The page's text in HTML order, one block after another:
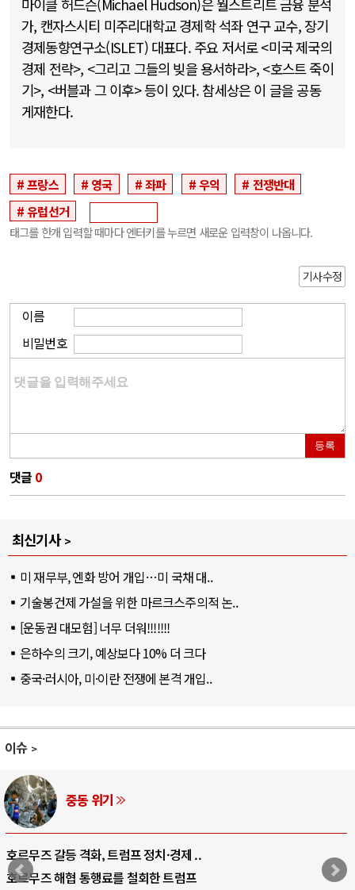
마이클 허드슨(Michael Hudson)은 월스트리트 금융 분석
가, 캔자스시티 미주리대학교 경제학 석좌 연구 교수, 장기
경제동향연구소(ISLET) 대표다. 주요 저서로 <미국 제국의
경제 전략>, <그리고 그들의 빚을 용서하라>, <호스트 죽이
기>, <버블과 그 이후> 등이 있다. 참세상은 이 글을 공동
게재한다.
프랑스 영국 좌파 우익
전쟁반대
유럽선거
태그를 한개 입력할 때마다 엔터키를 누르면 새로운 입력창이 나옵니다.
기사수정
이름
비밀번호
등록
댓글 0
최신기사
미 재무부, 엔화 방어 개입…미 국채 대..
기술봉건제 가설을 위한 마르크스주의적 논..
[운동권 대모험] 너무 더워!!!!!!!
은하수의 크기, 예상보다 10% 더 크다
중국·러시아, 미·이란 전쟁에 본격 개입..
이슈
중동 위기
호르무즈 갈등 격화, 트럼프 정치·경제 ..
호르무즈 해협 통행료를 철회한 트럼프